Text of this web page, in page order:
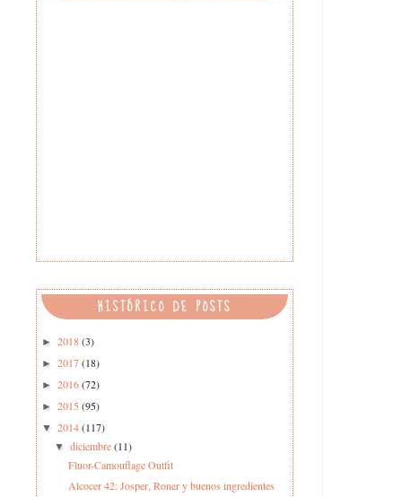
HISTÓRICO DE POSTS
► 2018(3)
► 2017(18)
► 2016(72)
► 2015 (95)
▼ 2014(117)
▼diciembre(11)
Fluor-Camouflage Outfit
Alcocer 42: Josper, Roner y buenos ingredientes